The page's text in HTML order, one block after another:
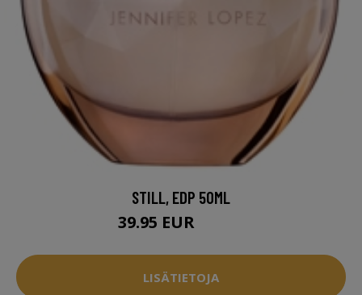
STILL, EDP 50ML
39.95 EUR
LISÄTIETOJA